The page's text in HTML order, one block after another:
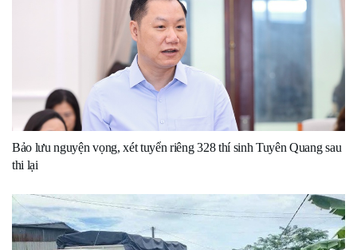
Bảo lưu nguyện vọng, xét tuyển riêng 328 thí sinh Tuyên Quang sau
thi lại